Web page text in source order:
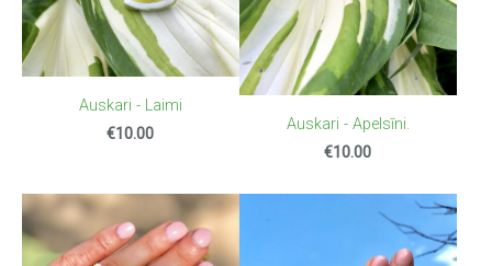
Auskari - Laimi
€10.00
Auskari - Apelsīni.
€10.00